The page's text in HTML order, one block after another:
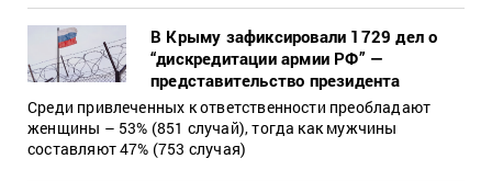
В Крыму зафиксировали 1729 дел о
“дискредитации армии РФ” —
представительство президента
Среди привлеченных к ответственности преобладают
женщины – 53% (851 случай), тогда как мужчины
составляют 47% (753 случая)